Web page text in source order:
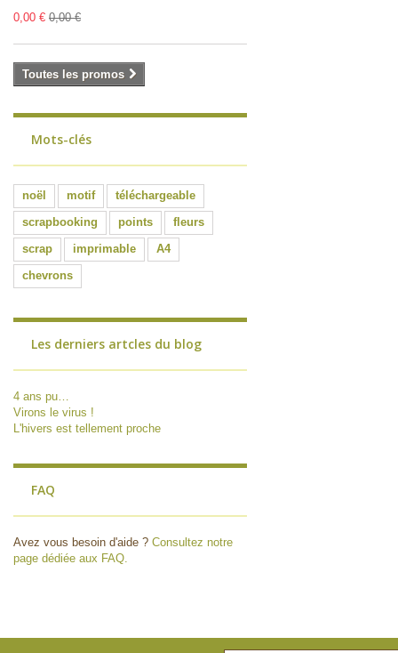
0,00 € 0,00 €
Toutes les promos
Mots-clés
noël motif
téléchargeable
scrapbooking
points
fleurs
scrap
imprimable
A4
chevrons
Les derniers artcles du blog
4 ans pu…
Virons le virus !
L'hivers est tellement proche
FAQ
Avez vous besoin d'aide ? Consultez notre
page dédiée aux FAQ.